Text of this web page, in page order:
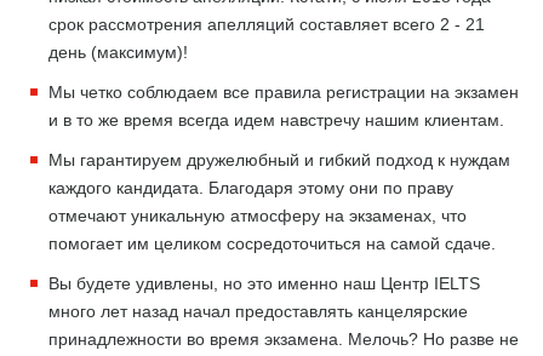
срок рассмотрения апелляций составляет всего 2 - 21
день (максимум)!
Мы четко соблюдаем все правила регистрации на экзамен
и в то же время всегда идем навстречу нашим клиентам.
Мы гарантируем дружелюбный и гибкий подход к нуждам
каждого кандидата. Благодаря этому они по праву
отмечают уникальную атмосферу на экзаменах, что
помогает им целиком сосредоточиться на самой сдаче.
Вы будете удивлены, но это именно наш Центр IELTS
много лет назад начал предоставлять канцелярские
принадлежности во время экзамена. Мелочь? Но разве не